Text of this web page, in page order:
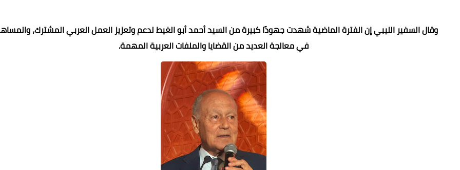
وقال السفير الليبي إن الفترة الماضية شهدت جهودًا كبيرة من السيد أحمد أبو الغيط لدعم وتعزيز العمل العربي المشترك،
في معالجة العديد من القضايا والملفات العربية المهمة.